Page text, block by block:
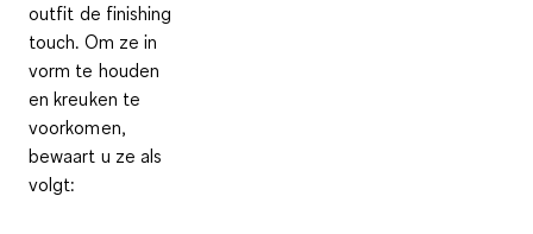
outfit de finishing
touch. Om ze in
vorm te houden
en kreuken te
voorkomen,
bewaart u ze als
volgt: